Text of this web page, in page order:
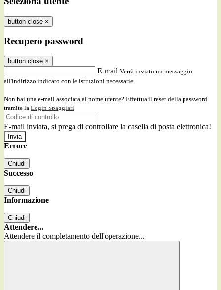
button close ×
Recupero password
button close ×
E-mail Verrà inviato un messaggio
all'indirizzo indicato con le istruzioni necessarie.
Non hai una e-mail associata al nome utente? Effettua il reset della password
tramite la Login Spaggiari
E-mail inviata, si prega di controllare la casella di posta elettronica!
Errore
Chiudi
Successo
Chiudi
Informazione
Chiudi
Attendere...
Attendere il completamento dell'operazione...